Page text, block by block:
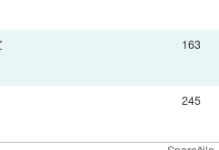
163
245